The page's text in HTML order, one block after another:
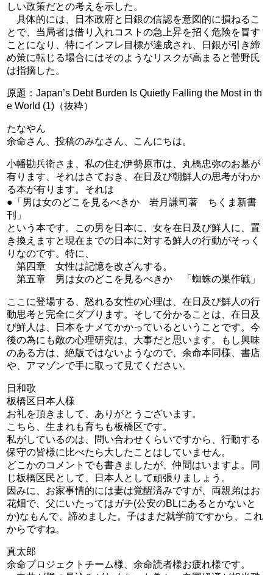
しい政策だとの考えを示した。
具体的には、日本政府と日銀の信認を意図的に損ねるこ
とで、当局者は借り入れコストの急上昇を招く危険を冒す
ことになり、特にインフレ目標が達成され、日銀が引き締
め策に転じる場合にはそのようなリスクが高まると菅野氏
は指摘した。
原題：Japan’s Debt Burden Is Quietly Falling the Most in th
e World (1)（抜粋）
たなやん
余命さん、投稿のみなさん、こんにちは。
小幡勘兵衛さま、私の住む伊勢原市は、丸橋忠弥のお墓が
有ります、それはさておき、在日及び朝鮮人の思考がわか
る本が有ります。それは
●「男は女のどこを見るべきか 岩月謙司著 ちくま新書
刊」
という本です。この男を日本に、女を在日及び鮮人に、置
き換えますと現在までの日本に対する鮮人の行動がそっく
りなのです。特に、
第四章 女性は記憶を改ざんする。
第五章 男は女のどこを見るべきか 「蜘蛛の巣作戦」
ここに登場する、怒れる女性の心理は、在日及び鮮人の行
動思考と完全にダブります。そして分かることは、在日及
び鮮人は、日本をナメてかかっているということです。今
後の為にも敵の心理研究は、大事だと思います。もし興味
のある方は、絶版ではないようなので、余命本同様、書店
や、アマゾンで手に取って見てください。
日和歌
板橋区日本人様
お礼を頂きまして、ありがとうございます。
こちら、生まれも育ちも板橋区です。
私がしているのは、問い合わせくらいですから、行動する
保守の皆様に比べたら大したことはしていません。
どこかのコメントでも書きましたが、仲間はいますよ。同
じ板橋区民として、日本人として頑張りましょう。
因みに、お家事情的には妻は覚醒済みですが、両親弟はお
花畑で、父にいたってはガチ(公安のBLにあるとかないと
か)なもんで、諦めました。子はまだ就学前ですから、これ
からですね。
真太郎
余命プロジェクトチーム様、余命読者様お疲れ様です。